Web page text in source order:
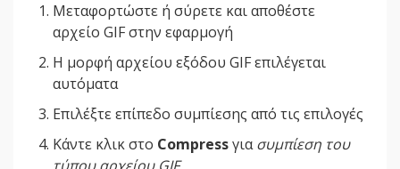
Μεταφορτώστε ή σύρετε και αποθέστε
αρχείο GIF στην εφαρμογή
Η μορφή αρχείου εξόδου GIF επιλέγεται
αυτόματα
Επιλέξτε επίπεδο συμπίεσης από τις επιλογές
Κάντε κλικ στο Compressγιασυμπίεση του